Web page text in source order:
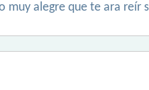
muy alegre que te ara reír